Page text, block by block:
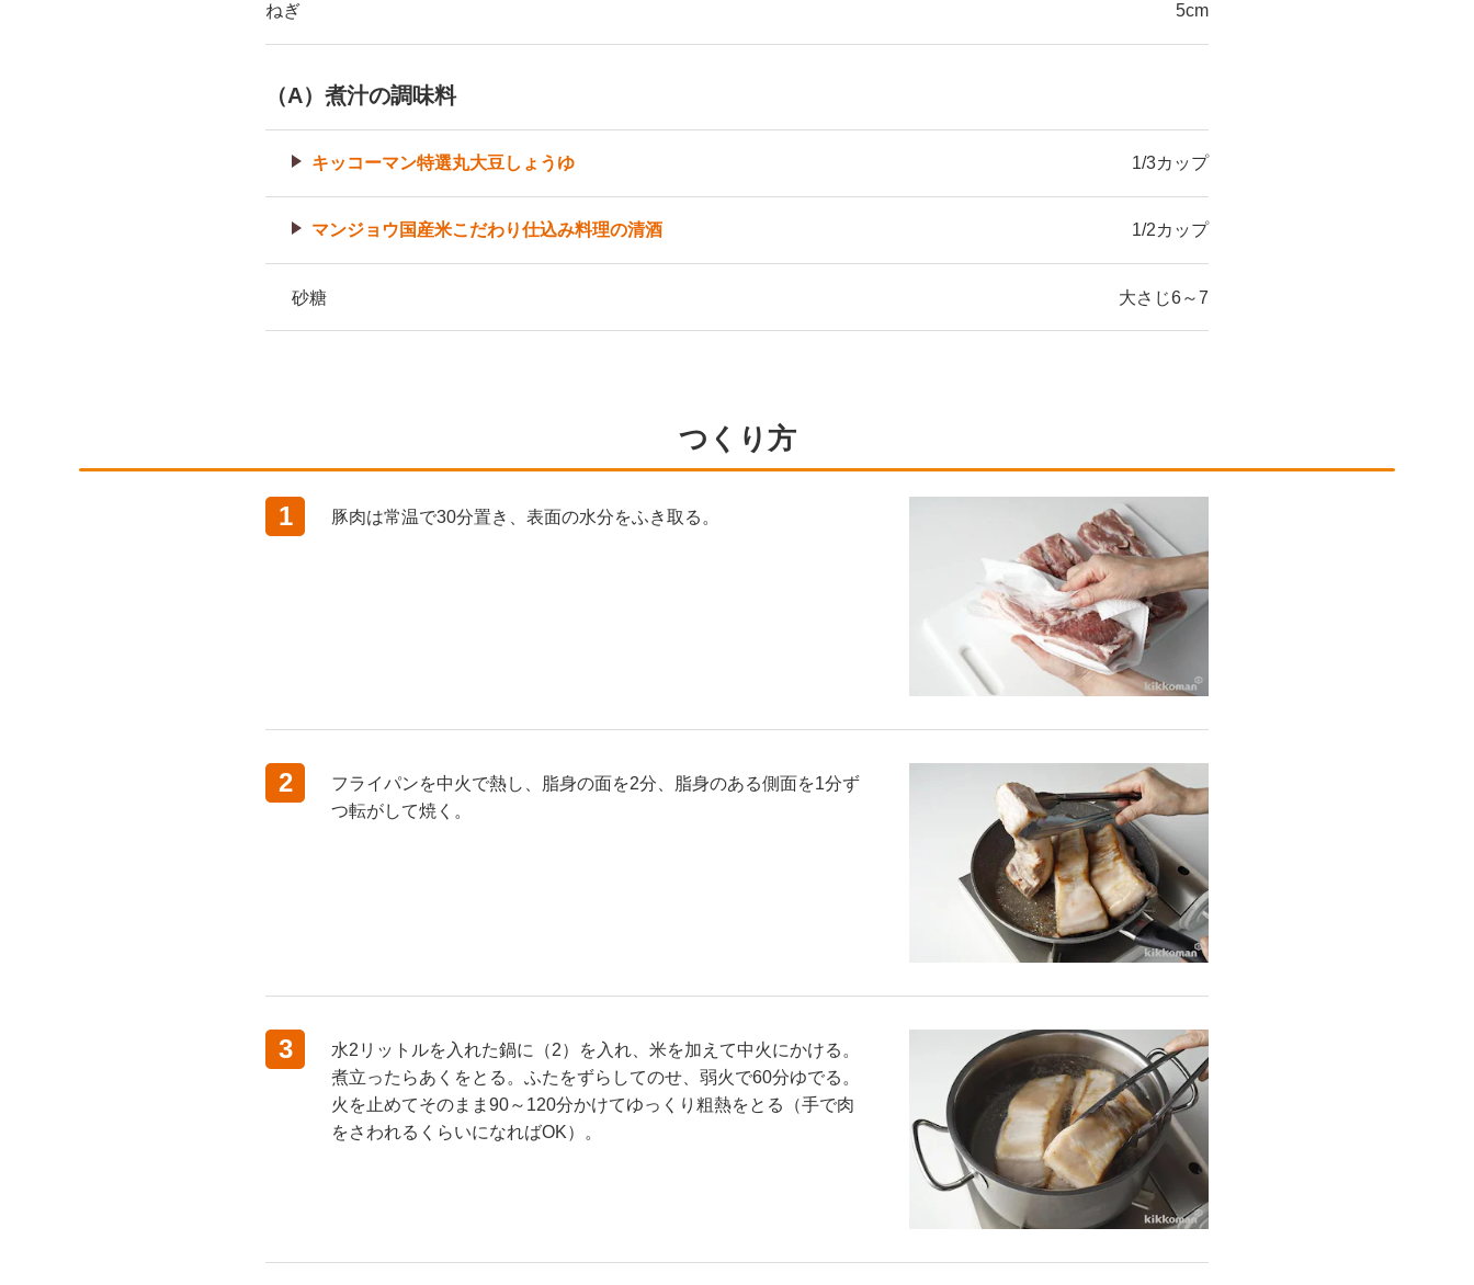
ねぎ 5cm
（A）煮汁の調味料
キッコーマン特選丸大豆しょうゆ 1/3カップ
マンジョウ国産米こだわり仕込み料理の清酒 1/2カップ
砂糖 大さじ6～7
つくり方
1 豚肉は常温で30分置き、表面の水分をふき取る。
2
フライパンを中火で熱し、脂身の面を2分、脂身のある側面を1分ず
つ転がして焼く。
3
水2リットルを入れた鍋に（2）を入れ、米を加えて中火にかける。
煮立ったらあくをとる。ふたをずらしてのせ、弱火で60分ゆでる。
火を止めてそのまま90～120分かけてゆっくり粗熱をとる（手で肉
をさわれるくらいになればOK）。